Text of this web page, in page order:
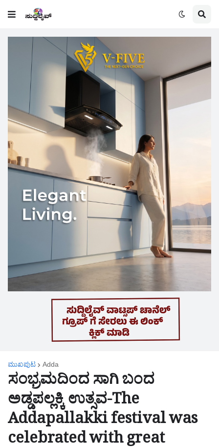
ಮುಖಪುಟ Adda
ಸಂಭ್ರಮದಿಂದ ಸಾಗಿ ಬಂದ
ಅಡ್ಡಪಲ್ಲಕ್ಕಿ ಉತ್ಸವ-The
Addapallakki festival was
celebrated with great